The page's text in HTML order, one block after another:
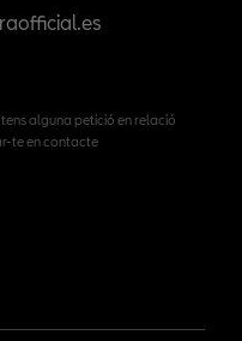
alguna petició en relació
te en contacte